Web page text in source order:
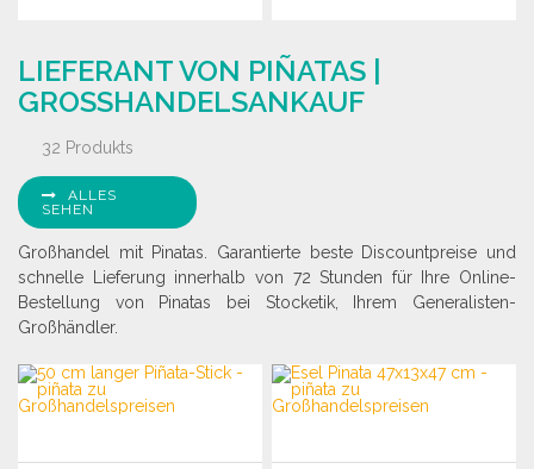
Angebot anfordern Angebot anfordern
LIEFERANT VON PIÑATAS |
GROSSHANDELSANKAUF
32 Produkts
ALLES
SEHEN
Großhandel mit Pinatas. Garantierte beste Discountpreise und
schnelle Lieferung innerhalb von 72 Stunden für Ihre Online-
Bestellung von Pinatas bei Stocketik, Ihrem Generalisten-
Großhändler.